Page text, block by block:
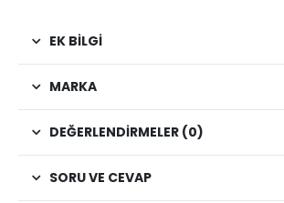
EK BILGI
MARKA
DEĞERLENDIRMELER (0)
SORU VE CEVAP